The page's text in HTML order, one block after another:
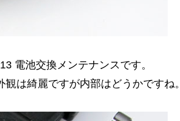
電池交換メンテナンスです。
は綺麗ですが内部はどうかですね。